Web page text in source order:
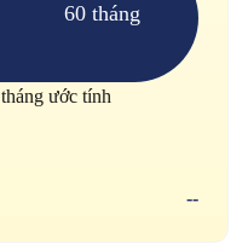
60 tháng
ước tính
--